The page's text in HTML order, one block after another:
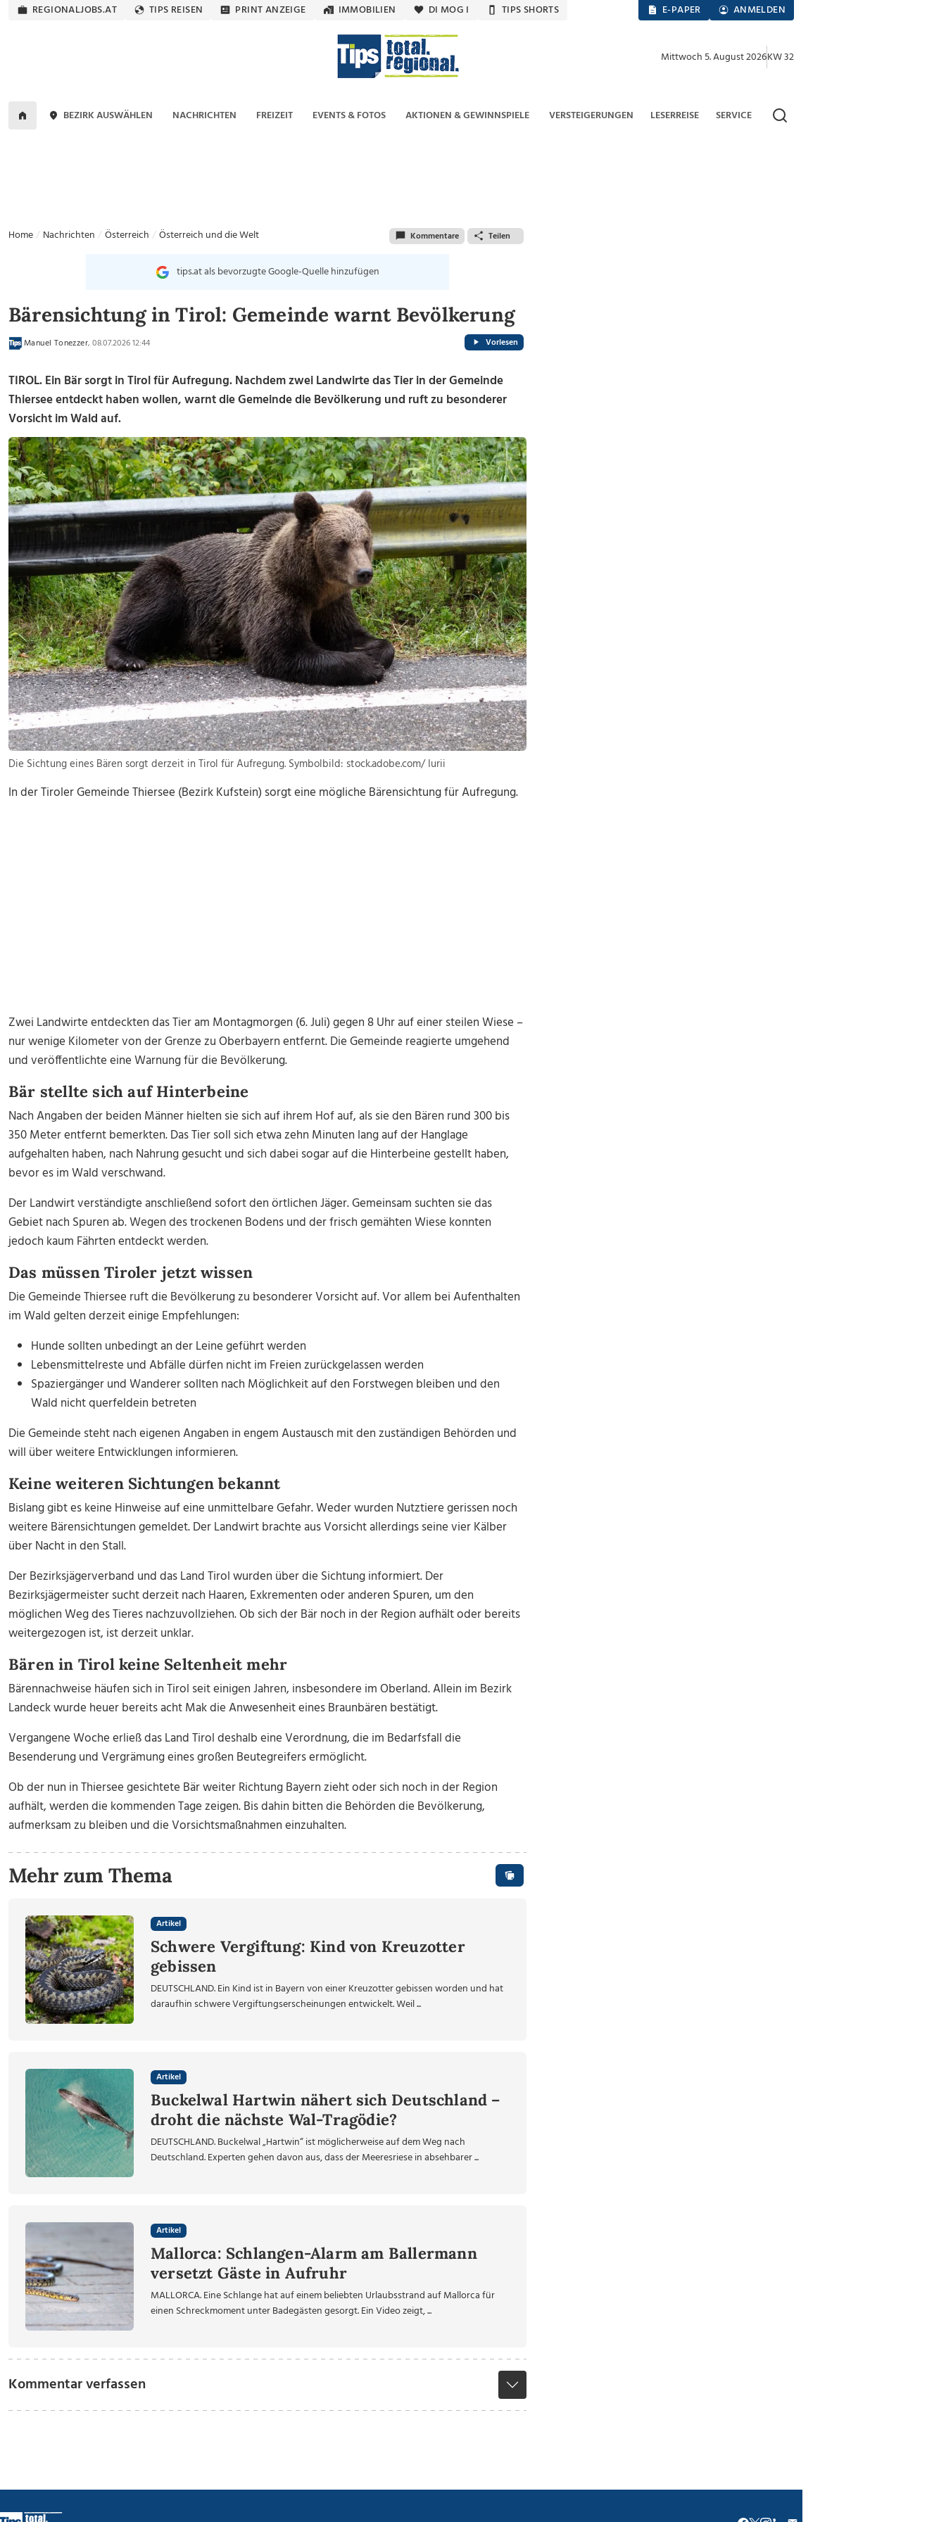
REGIONALJOBS.AT TIPS REISEN PRINT ANZEIGE IMMOBILIEN DI MOG I TIPS SHORTS E-PAPER ANMELDEN
Mittwoch 5. August 2026KW 32
BEZIRK AUSWÄHLEN NACHRICHTEN FREIZEIT EVENTS & FOTOS AKTIONEN & GEWINNSPIELE VERSTEIGERUNGEN LESERREISE SERVICE
Home Nachrichten Österreich Österreich und die Welt Kommentare Teilen
tips.at als bevorzugte Google-Quelle hinzufügen
Bärensichtung in Tirol: Gemeinde warnt Bevölkerung
Manuel Tonezzer, 08.07.2026 12:44 Vorlesen
TIROL. Ein Bär sorgt in Tirol für Aufregung. Nachdem zwei Landwirte das Tier in der Gemeinde
Thiersee entdeckt haben wollen, warnt die Gemeinde die Bevölkerung und ruft zu besonderer
Vorsicht im Wald auf.
Die Sichtung eines Bären sorgt derzeit in Tirol für Aufregung. Symbolbild: stock.adobe.com/ Iurii
In der Tiroler Gemeinde Thiersee (Bezirk Kufstein) sorgt eine mögliche Bärensichtung für Aufregung.
Zwei Landwirte entdeckten das Tier am Montagmorgen (6. Juli) gegen 8 Uhr auf einer steilen Wiese –
nur wenige Kilometer von der Grenze zu Oberbayern entfernt. Die Gemeinde reagierte umgehend
und veröffentlichte eine Warnung für die Bevölkerung.
Bär stellte sich auf Hinterbeine
Nach Angaben der beiden Männer hielten sie sich auf ihrem Hof auf, als sie den Bären rund 300 bis
350 Meter entfernt bemerkten. Das Tier soll sich etwa zehn Minuten lang auf der Hanglage
aufgehalten haben, nach Nahrung gesucht und sich dabei sogar auf die Hinterbeine gestellt haben,
bevor es im Wald verschwand.
Der Landwirt verständigte anschließend sofort den örtlichen Jäger. Gemeinsam suchten sie das
Gebiet nach Spuren ab. Wegen des trockenen Bodens und der frisch gemähten Wiese konnten
jedoch kaum Fährten entdeckt werden.
Das müssen Tiroler jetzt wissen
Die Gemeinde Thiersee ruft die Bevölkerung zu besonderer Vorsicht auf. Vor allem bei Aufenthalten
im Wald gelten derzeit einige Empfehlungen:
Hunde sollten unbedingt an der Leine geführt werden
Lebensmittelreste und Abfälle dürfen nicht im Freien zurückgelassen werden
Spaziergänger und Wanderer sollten nach Möglichkeit auf den Forstwegen bleiben und den
Wald nicht querfeldein betreten
Die Gemeinde steht nach eigenen Angaben in engem Austausch mit den zuständigen Behörden und
will über weitere Entwicklungen informieren.
Keine weiteren Sichtungen bekannt
Bislang gibt es keine Hinweise auf eine unmittelbare Gefahr. Weder wurden Nutztiere gerissen noch
weitere Bärensichtungen gemeldet. Der Landwirt brachte aus Vorsicht allerdings seine vier Kälber
über Nacht in den Stall.
Der Bezirksjägerverband und das Land Tirol wurden über die Sichtung informiert. Der
Bezirksjägermeister sucht derzeit nach Haaren, Exkrementen oder anderen Spuren, um den
möglichen Weg des Tieres nachzuvollziehen. Ob sich der Bär noch in der Region aufhält oder bereits
weitergezogen ist, ist derzeit unklar.
Bären in Tirol keine Seltenheit mehr
Bärennachweise häufen sich in Tirol seit einigen Jahren, insbesondere im Oberland. Allein im Bezirk
Landeck wurde heuer bereits acht Mak die Anwesenheit eines Braunbären bestätigt.
Vergangene Woche erließ das Land Tirol deshalb eine Verordnung, die im Bedarfsfall die
Besenderung und Vergrämung eines großen Beutegreifers ermöglicht.
Ob der nun in Thiersee gesichtete Bär weiter Richtung Bayern zieht oder sich noch in der Region
aufhält, werden die kommenden Tage zeigen. Bis dahin bitten die Behörden die Bevölkerung,
aufmerksam zu bleiben und die Vorsichtsmaßnahmen einzuhalten.
Mehr zum Thema
Artikel
Schwere Vergiftung: Kind von Kreuzotter
gebissen
DEUTSCHLAND. Ein Kind ist in Bayern von einer Kreuzotter gebissen worden und hat
daraufhin schwere Vergiftungserscheinungen entwickelt. Weil ...
Artikel
Buckelwal Hartwin nähert sich Deutschland –
droht die nächste Wal-Tragödie?
DEUTSCHLAND. Buckelwal „Hartwin“ ist möglicherweise auf dem Weg nach
Deutschland. Experten gehen davon aus, dass der Meeresriese in absehbarer ...
Artikel
Mallorca: Schlangen-Alarm am Ballermann
versetzt Gäste in Aufruhr
MALLORCA. Eine Schlange hat auf einem beliebten Urlaubsstrand auf Mallorca für
einen Schreckmoment unter Badegästen gesorgt. Ein Video zeigt, ...
Kommentar verfassen